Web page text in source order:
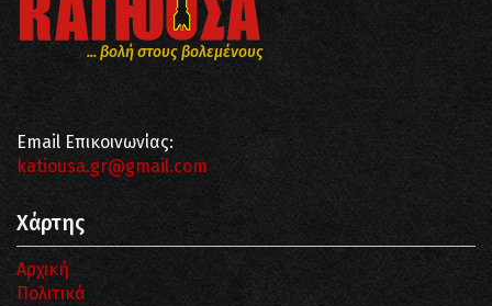
... βολή στους βολεμένους
Email Επικοινωνίας:
katiousa.gr@gmail.com
Χάρτης
Αρχική
Πολιτικά